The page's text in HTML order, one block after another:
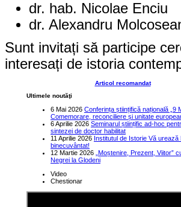
dr. hab. Nicolae Enciu
dr. Alexandru
Sunt invitați să participe
interesați de istoria
Articol recomandat
Ultimele noutăţi
6 Mai 2026 Conferința științifică națională „9
Comemorare, reconciliere și unitate
6 Aprilie 2026 Seminarul științific ad-hoc
sintezei de doctor habilitat
11 Aprilie 2026 Institutul de Istorie Vă urează
binecuvântat!
12 Martie 2026 „Moștenire, Prezent, Viitor”
Negrei la Glodeni
Video
Chestionar